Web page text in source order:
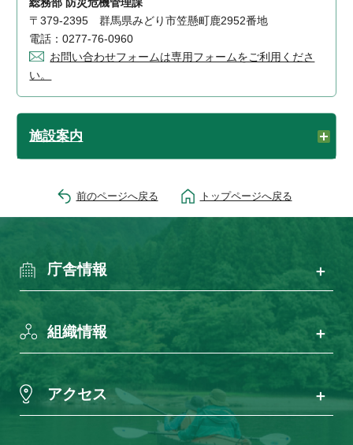
総務部 防災危機管理課
〒379-2395 群馬県みどり市笠懸町鹿2952番地
電話：0277-76-0960
お問い合わせフォームは専用フォームをご利用くださ
い。
施設案内
前のページへ戻る トップページへ戻る
庁舎情報
組織情報
アクセス